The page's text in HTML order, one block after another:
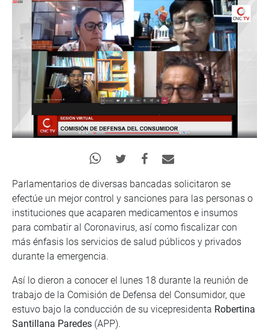
Parlamentarios de diversas bancadas solicitaron se
efectúe un mejor control y sanciones para las personas o
instituciones que acaparen medicamentos e insumos
para combatir al Coronavirus, así como fiscalizar con
más énfasis los servicios de salud públicos y privados
durante la emergencia.
Así lo dieron a conocer el lunes 18 durante la reunión de
trabajo de la Comisión de Defensa del Consumidor, que
estuvo bajo la conducción de su vicepresidenta Robertina
Santillana Paredes (APP).